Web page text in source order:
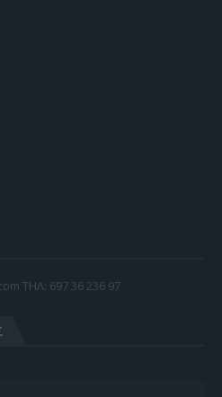
TΗΛ: 697 36 236 97